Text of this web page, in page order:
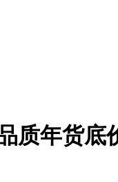
质年货底